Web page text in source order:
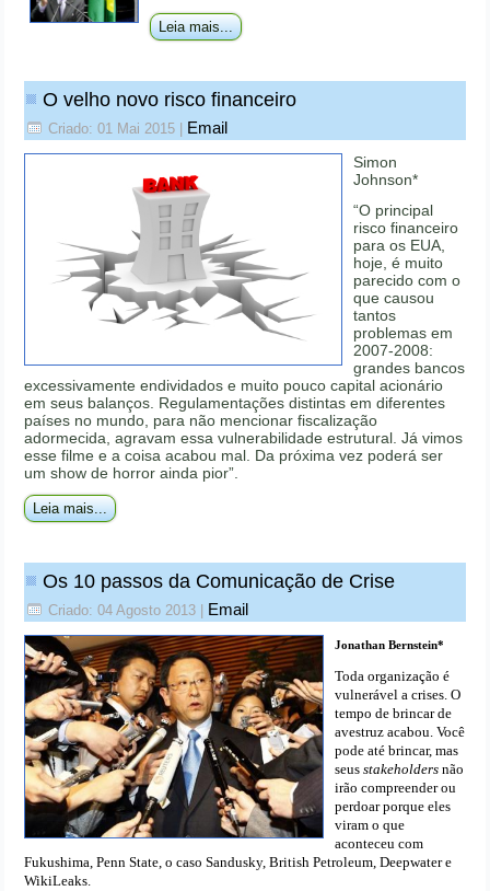
Leia mais...
O velho novo risco financeiro
Criado: 01 Mai 2015 Email
Simon
Johnson*
“O principal
risco financeiro
para os EUA,
hoje, é muito
parecido com o
que causou
tantos
problemas em
2007-2008:
grandes bancos
excessivamente endividados e muito pouco capital acionário
em seus balanços. Regulamentações distintas em diferentes
países no mundo, para não mencionar fiscalização
adormecida, agravam essa vulnerabilidade estrutural. Já vimos
esse filme e a coisa acabou mal. Da próxima vez poderá ser
um show de horror ainda pior”.
Leia mais...
Os 10 passos da Comunicação de Crise
Criado: 04 Agosto 2013 Email
Jonathan Bernstein*
Toda organização é
vulnerável a crises. O
tempo de brincar de
avestruz acabou. Você
pode até brincar, mas
seusstakeholders não
irão compreender ou
perdoar porque eles
viram o que
aconteceu com
Fukushima, Penn State, o caso Sandusky, British Petroleum, Deepwater e
WikiLeaks.